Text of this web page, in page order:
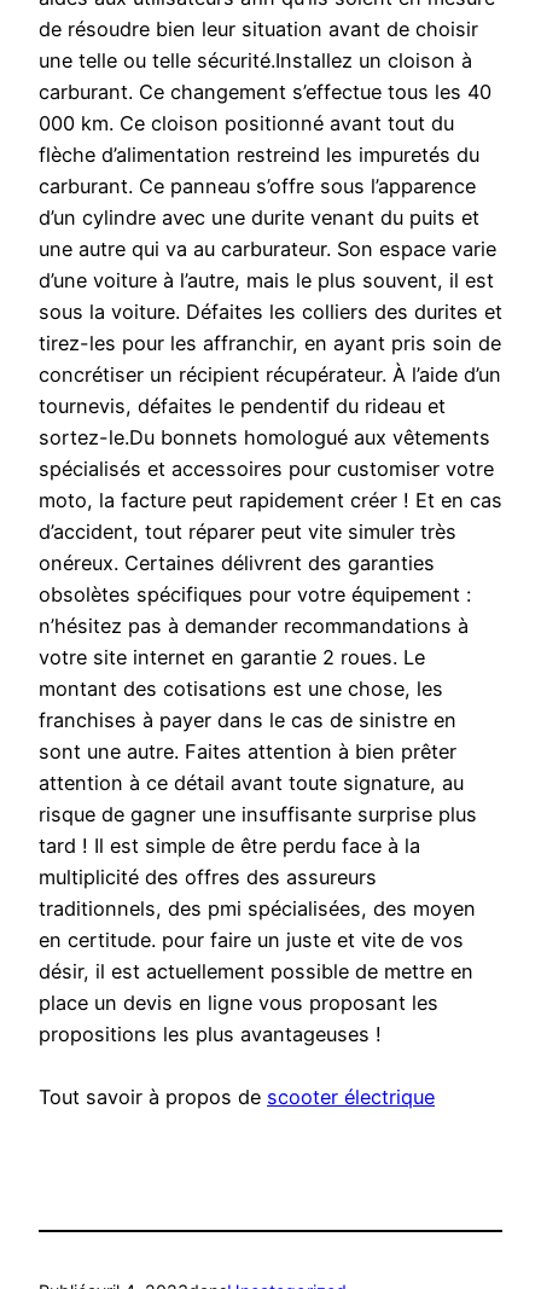
de résoudre bien leur situation avant de choisir
une telle ou telle sécurité.Installez un cloison à
carburant. Ce changement s’effectue tous les 40
000 km. Ce cloison positionné avant tout du
flèche d’alimentation restreind les impuretés du
carburant. Ce panneau s’offre sous l’apparence
d’un cylindre avec une durite venant du puits et
une autre qui va au carburateur. Son espace varie
d’une voiture à l’autre, mais le plus souvent, il est
sous la voiture. Défaites les colliers des durites et
tirez-les pour les affranchir, en ayant pris soin de
concrétiser un récipient récupérateur. À l’aide d’un
tournevis, défaites le pendentif du rideau et
sortez-le.Du bonnets homologué aux vêtements
spécialisés et accessoires pour customiser votre
moto, la facture peut rapidement créer ! Et en cas
d’accident, tout réparer peut vite simuler très
onéreux. Certaines délivrent des garanties
obsolètes spécifiques pour votre équipement :
n’hésitez pas à demander recommandations à
votre site internet en garantie 2 roues. Le
montant des cotisations est une chose, les
franchises à payer dans le cas de sinistre en
sont une autre. Faites attention à bien prêter
attention à ce détail avant toute signature, au
risque de gagner une insuffisante surprise plus
tard ! Il est simple de être perdu face à la
multiplicité des offres des assureurs
traditionnels, des pmi spécialisées, des moyen
en certitude. pour faire un juste et vite de vos
désir, il est actuellement possible de mettre en
place un devis en ligne vous proposant les
propositions les plus avantageuses !
Tout savoir à propos de scooter électrique